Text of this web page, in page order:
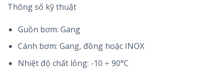
Thông số kỹ thuật
Guồn bơm: Gang
Cánh bơm: Gang, đồng hoặc INOX
Nhiệt độ chất lỏng: -10 ÷ 90°C